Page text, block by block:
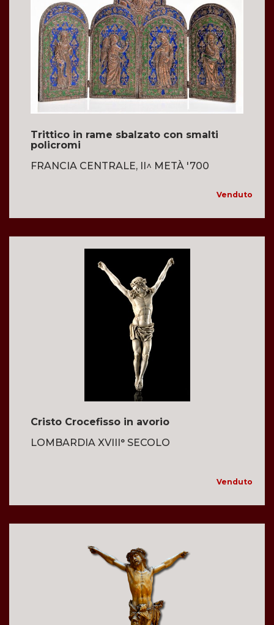
Trittico in rame sbalzato con smalti
policromi
FRANCIA CENTRALE, II^ METÀ '700
Venduto
Cristo Crocefisso in avorio
LOMBARDIA XVIII° SECOLO
Venduto